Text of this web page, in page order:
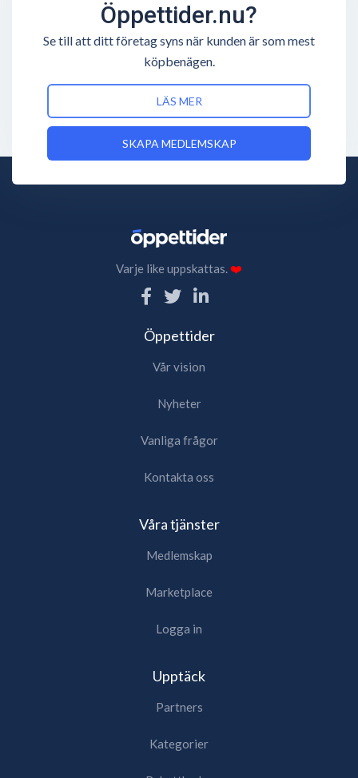
Öppettider.nu?
Se till att ditt företag syns när kunden är som mest
köpbenägen.
LÄS MER
SKAPA MEDLEMSKAP
Varje like uppskattas.❤️
Öppettider
Vår vision
Nyheter
Vanliga frågor
Kontakta oss
Våra tjänster
Medlemskap
Marketplace
Logga in
Upptäck
Partners
Kategorier